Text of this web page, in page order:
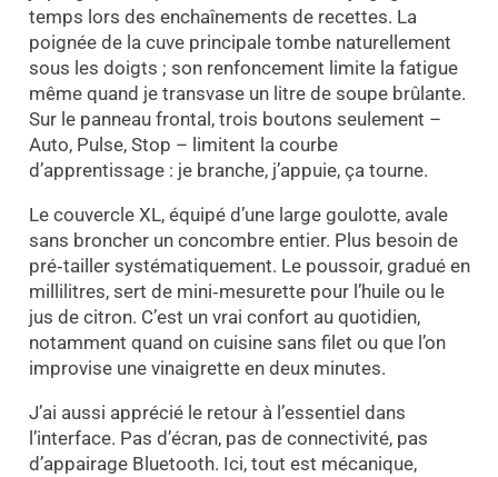
temps lors des enchaînements de recettes. La
poignée de la cuve principale tombe naturellement
sous les doigts ; son renfoncement limite la fatigue
même quand je transvase un litre de soupe brûlante.
Sur le panneau frontal, trois boutons seulement –
Auto, Pulse, Stop – limitent la courbe
d’apprentissage : je branche, j’appuie, ça tourne.
Le couvercle XL, équipé d’une large goulotte, avale
sans broncher un concombre entier. Plus besoin de
pré‑tailler systématiquement. Le poussoir, gradué en
millilitres, sert de mini‑mesurette pour l’huile ou le
jus de citron. C’est un vrai confort au quotidien,
notamment quand on cuisine sans filet ou que l’on
improvise une vinaigrette en deux minutes.
J’ai aussi apprécié le retour à l’essentiel dans
l’interface. Pas d’écran, pas de connectivité, pas
d’appairage Bluetooth. Ici, tout est mécanique,